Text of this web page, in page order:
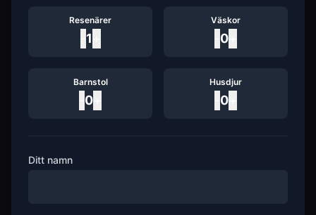
Resenärer
1
Väskor
0
Barnstol
0
Husdjur
0
Ditt namn